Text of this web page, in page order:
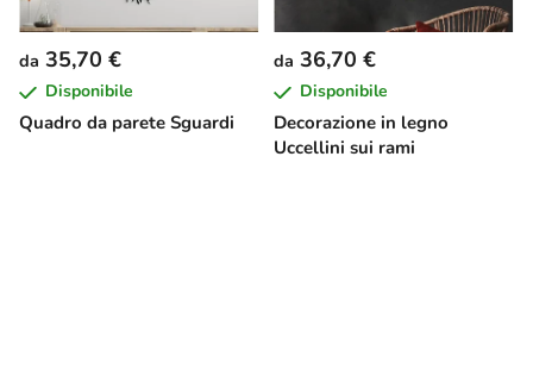
Quadro da parete Sguardi
da 35,70 €
Disponibile
Decorazione in legno
Uccellini sui rami
da 36,70 €
Disponibile